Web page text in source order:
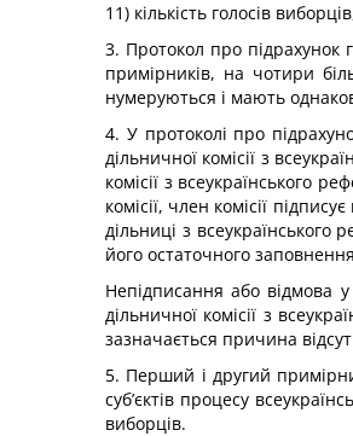
11) кількість голосів
3. Протокол про підрахунок
примірників, на чотири
нумеруються і мають
4. У протоколі про
дільничної комісії з
комісії з всеукраїнського
комісії, член комісії
дільниці з всеукраїнського
його остаточного
Непідписання або відмова
дільничної комісії з
зазначається причина
5. Перший і другий
суб’єктів процесу
виборців.